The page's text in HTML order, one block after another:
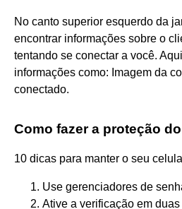
No canto superior esquerdo da
encontrar informações sobre o
tentando se conectar a você.
informações como: Imagem da
conectado.
Como fazer a proteção
10 dicas para manter o seu
Use gerenciadores de
Ative a verificação em duas